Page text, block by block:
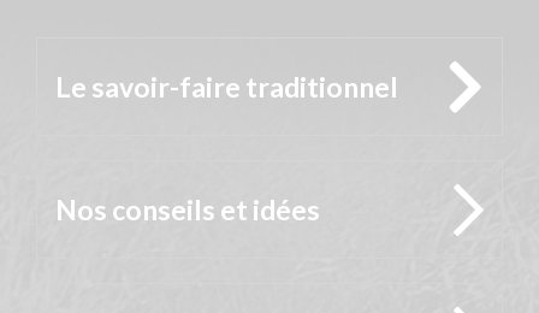
Le savoir-faire traditionnel
Nos conseils et idées